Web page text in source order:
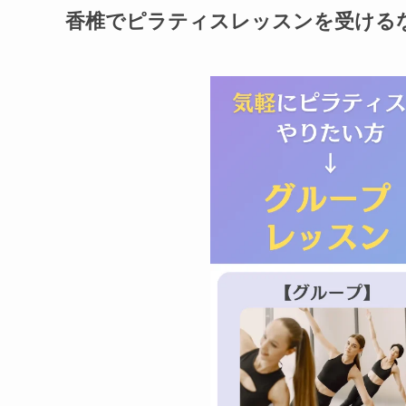
香椎でピラティスレッスンを受ける